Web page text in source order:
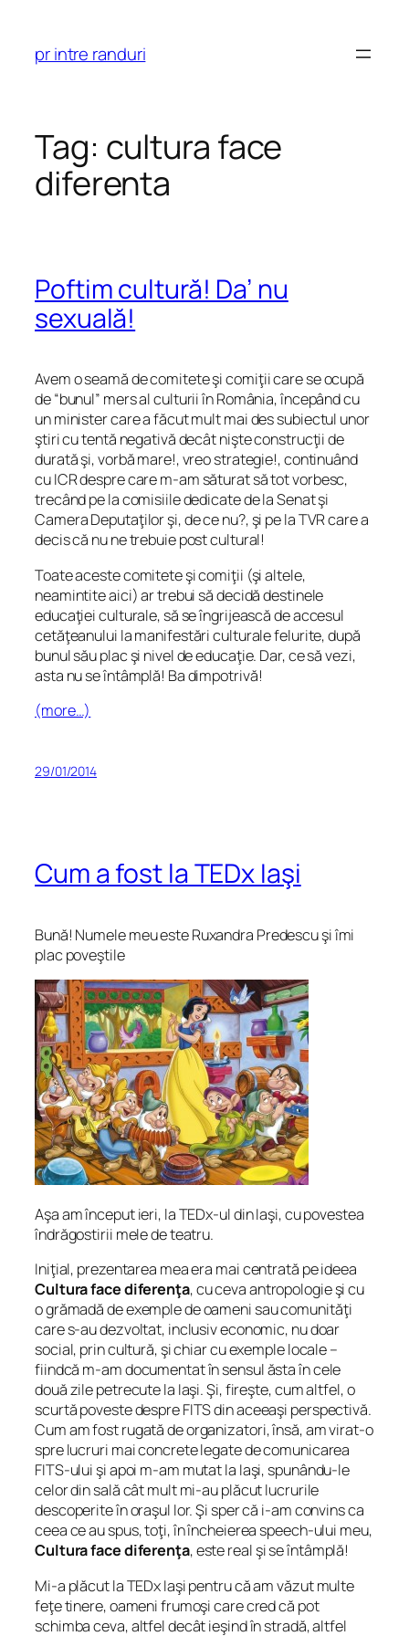
content
pr intre randuri
Tag: cultura face
diferenta
Poftim cultură! Da’ nu
sexuală!
Avem o seamă de comitete şi comiţii care se ocupă
de “bunul” mers al culturii în România, începând cu
un minister care a făcut mult mai des subiectul unor
ştiri cu tentă negativă decât nişte construcţii de
durată şi, vorbă mare!, vreo strategie!, continuând
cu ICR despre care m-am săturat să tot vorbesc,
trecând pe la comisiile dedicate de la Senat şi
Camera Deputaţilor şi, de ce nu?, şi pe la TVR care a
decis că nu ne trebuie post cultural!
Toate aceste comitete şi comiţii (şi altele,
neamintite aici) ar trebui să decidă destinele
educaţiei culturale, să se îngrijească de accesul
cetăţeanului la manifestări culturale felurite, după
bunul său plac şi nivel de educaţie. Dar, ce să vezi,
asta nu se întâmplă! Ba dimpotrivă!
(more…)
29/01/2014
Cum a fost la TEDx Iaşi
Bună! Numele meu este Ruxandra Predescu şi îmi
plac poveştile
Aşa am început ieri, la TEDx-ul din Iaşi, cu povestea
îndrăgostirii mele de teatru.
Iniţial, prezentarea mea era mai centrată pe ideea
Cultura face diferenţa, cu ceva antropologie şi cu
o grămadă de exemple de oameni sau comunităţi
care s-au dezvoltat, inclusiv economic, nu doar
social, prin cultură, şi chiar cu exemple locale –
fiindcă m-am documentat în sensul ăsta în cele
două zile petrecute la Iaşi. Şi, fireşte, cum altfel, o
scurtă poveste despre FITS din aceeaşi perspectivă.
Cum am fost rugată de organizatori, însă, am virat-o
spre lucruri mai concrete legate de comunicarea
FITS-ului şi apoi m-am mutat la Iaşi, spunându-le
celor din sală cât mult mi-au plăcut lucrurile
descoperite în oraşul lor. Şi sper că i-am convins ca
ceea ce au spus, toţi, în încheierea speech-ului meu,
Cultura face diferenţa, este real şi se întâmplă!
Mi-a plăcut la TEDx Iaşi pentru că am văzut multe
feţe tinere, oameni frumoşi care cred că pot
schimba ceva, altfel decât ieşind în stradă, altfel